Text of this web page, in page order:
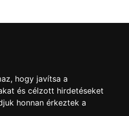
hogy javítsa a
és célzott hirdetéseket
honnan érkeztek a
július 8-án tartották meg.